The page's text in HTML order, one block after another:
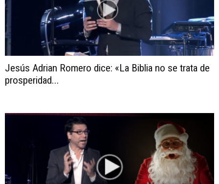
Jesús Adrian Romero dice: «La Biblia no se trata de
prosperidad...